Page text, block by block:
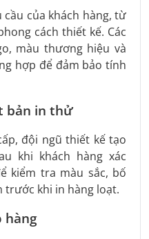
của khách hàng, từ
cách thiết kế. Các
màu thương hiệu và
hợp để đảm bảo tính
bản in thử
đội ngũ thiết kế tạo
khi khách hàng xác
kiểm tra màu sắc, bố
trước khi in hàng loạt.
hàng